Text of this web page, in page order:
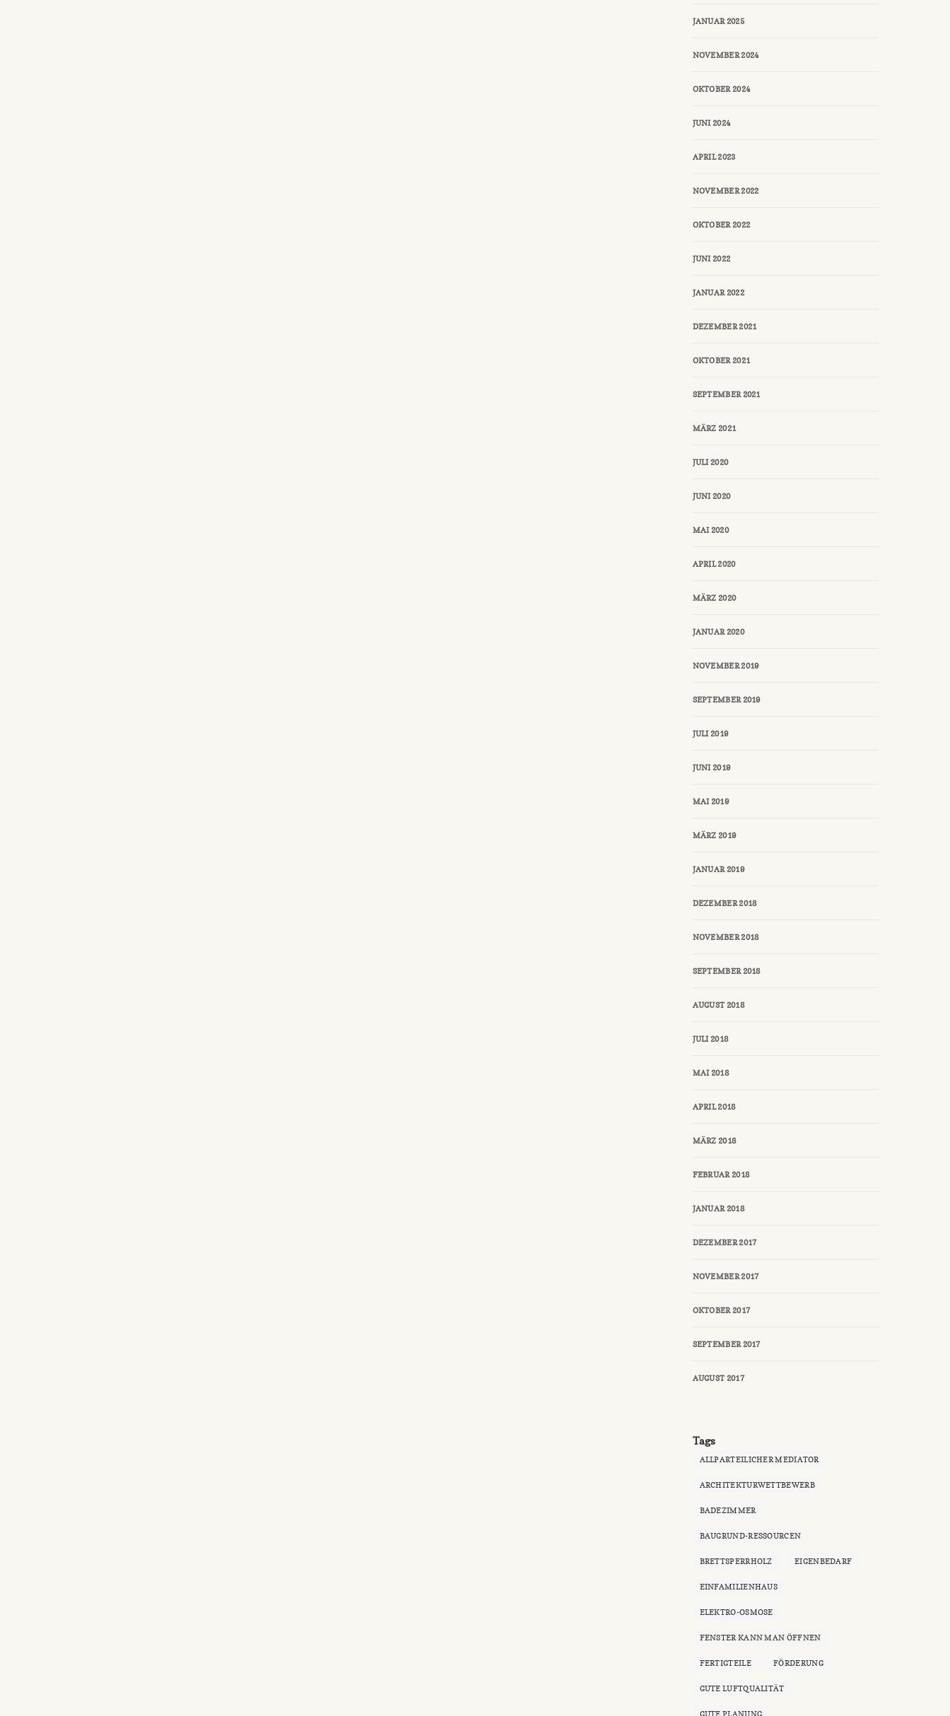
JANUAR 2025
NOVEMBER 2024
OKTOBER 2024
JUNI 2024
APRIL 2023
NOVEMBER 2022
OKTOBER 2022
JUNI 2022
JANUAR 2022
DEZEMBER 2021
OKTOBER 2021
SEPTEMBER 2021
MÄRZ 2021
JULI 2020
JUNI 2020
MAI 2020
APRIL 2020
MÄRZ 2020
JANUAR 2020
NOVEMBER 2019
SEPTEMBER 2019
JULI 2019
JUNI 2019
MAI 2019
MÄRZ 2019
JANUAR 2019
DEZEMBER 2018
NOVEMBER 2018
SEPTEMBER 2018
AUGUST 2018
JULI 2018
MAI 2018
APRIL 2018
MÄRZ 2018
FEBRUAR 2018
JANUAR 2018
DEZEMBER 2017
NOVEMBER 2017
OKTOBER 2017
SEPTEMBER 2017
AUGUST 2017
Tags
ALLPARTEILICHER MEDIATOR
ARCHITEKTURWETTBEWERB
BADEZIMMER
BAUGRUND-RESSOURCEN
BRETTSPERRHOLZ EIGENBEDARF
EINFAMILIENHAUS
ELEKTRO-OSMOSE
FENSTER KANN MAN ÖFFNEN
FERTIGTEILE FÖRDERUNG
GUTE LUFTQUALITÄT
GUTE PLANUNG